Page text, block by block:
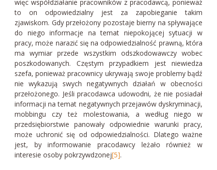
więc współdziałanie pracowników z pracodawcą, ponieważ
to on odpowiedzialny jest za zapobieganie takim
zjawiskom. Gdy przełożony pozostaje bierny na spływające
do niego informacje na temat niepokojącej sytuacji w
pracy, może narazić się na odpowiedzialność prawną, która
ma wymiar przede wszystkim odszkodowawczy wobec
poszkodowanych. Częstym przypadkiem jest niewiedza
szefa, ponieważ pracownicy ukrywają swoje problemy bądź
nie wykazują swych negatywnych działań w obecności
przełożonego. Jeśli pracodawca udowodni, że nie posiadał
informacji na temat negatywnych przejawów dyskryminacji,
mobbingu czy też molestowania, a według niego w
przedsiębiorstwie panowały odpowiednie warunki pracy,
może uchronić się od odpowiedzialności. Dlatego ważne
jest, by informowanie pracodawcy leżało również w
interesie osoby pokrzywdzonej[5].